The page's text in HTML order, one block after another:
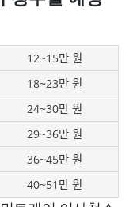
12~15만 원
18~23만 원
24~30만 원
29~36만 원
36~45만 원
40~51만 원